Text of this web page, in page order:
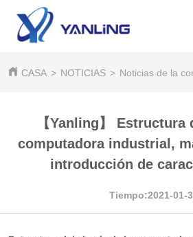
CASA > NOTICIAS > Noticias de la
【Yanling】 Estructura
computadora industrial,
introducción de
Tiempo:2021-01-